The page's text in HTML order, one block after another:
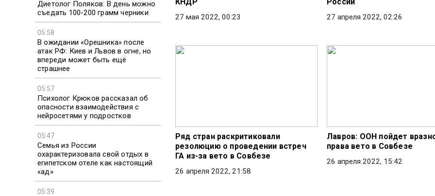
Диетолог Поляков: В день можно
съедать 100-200 грамм черники
05:58
В ожидании «Орешника» после
атак РФ: Киев и Львов в огне, но
впереди может быть ещё
страшнее
05:57
Психолог Крюков рассказал об
опасности взаимодействия с
нейросетями у подростков
05:47
Семья из России
охарактеризовала свой отдых в
египетском отеле как настоящий
«ад»
05:39
27 мая 2022, 00:23 27 апреля 2022, 02:26
Ряд стран раскритиковали
резолюцию о проведении встреч
ГА из-за вето в Совбезе
26 апреля 2022, 21:58
Лавров: ООН пойдет
права вето в Совбезе
26 апреля 2022, 15:42